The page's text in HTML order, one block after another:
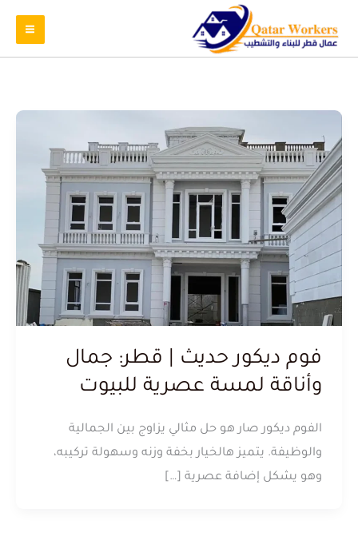
فوم ديكور حديث | قطر: جمال
وأناقة لمسة عصرية للبيوت
الفوم ديكور صار هو حل مثالي يزاوج بين الجمالية
والوظيفة. يتميز هالخيار بخفة وزنه وسهولة تركيبه،
وهو يشكل إضافة عصرية […]